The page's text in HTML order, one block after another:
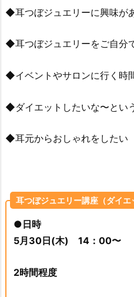
◆耳つぼジュエリーに興味が
◆耳つぼジュエリーをご自分
◆イベントやサロンに行く時
◆ダイエットしたいな〜とい
◆耳元からおしゃれをしたい
耳つぼジュエリー講座（ダイエ
●日時
5月30日(木) 14：00〜
2時間程度